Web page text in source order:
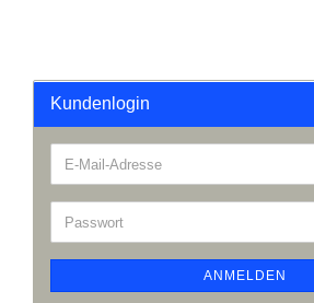
Kundenlogin
ANMELDEN